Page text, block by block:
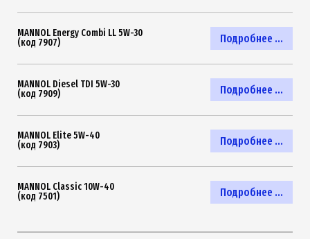
Подробнее ...
MANNOL Energy Combi LL 5W-30
(код 7907)
Подробнее ...
MANNOL Diesel TDI 5W-30
(код 7909)
Подробнее ...
MANNOL Elite 5W-40
(код 7903)
Подробнее ...
MANNOL Classic 10W-40
(код 7501)